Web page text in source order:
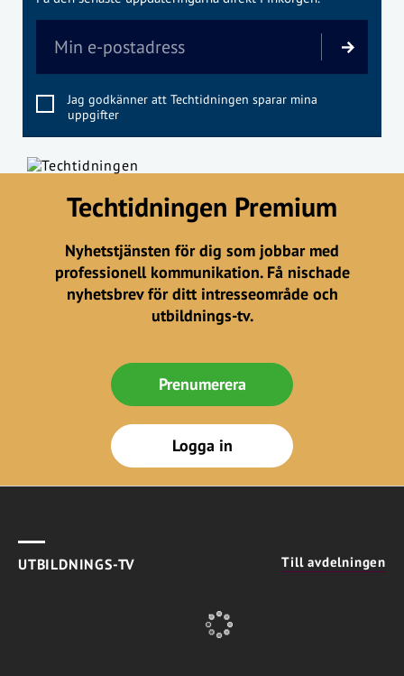
Jag godkänner att Techtidningen sparar mina
uppgifter
Techtidningen Premium
Nyhetstjänsten för dig som jobbar med
professionell kommunikation. Få nischade
nyhetsbrev för ditt intresseområde och
utbildnings-tv.
Prenumerera
Logga in
UTBILDNINGS-TV Till avdelningen